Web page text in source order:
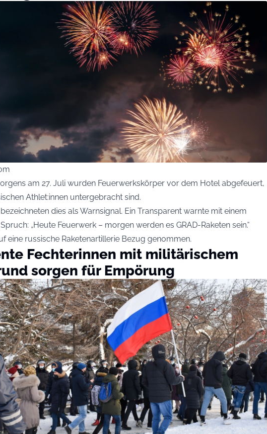
am 27. Juli wurden Feuerwerkskörper vor dem Hotel abgefeuert,
Athlet:innen untergebracht sind.
dies als Warnsignal. Ein Transparent warnte mit einem
„Heute Feuerwerk – morgen werden es GRAD-Raketen sein.“
eine russische Raketenartillerie Bezug genommen.
Fechterinnen mit militärischem
sorgen für Empörung